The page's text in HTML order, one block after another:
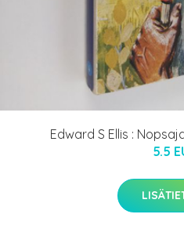
Edward S Ellis :
5.5